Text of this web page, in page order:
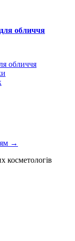
обличчя
обличчя
→
косметологів